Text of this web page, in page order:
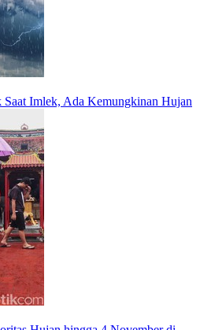
Saat Imlek, Ada Kemungkinan Hujan